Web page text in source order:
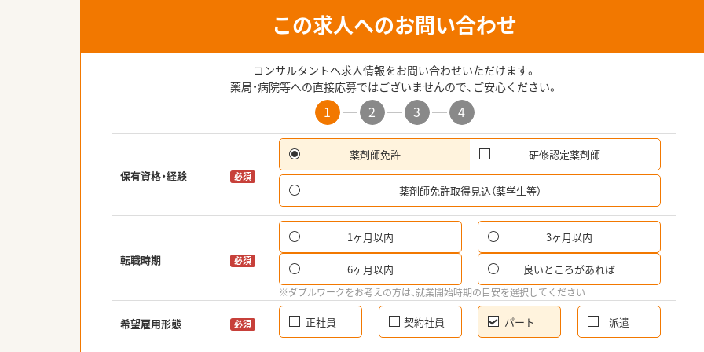
この求人へのお問い合わせ
コンサルタントへ求人情報をお問い合わせいただけます。
薬局・病院等への直接応募ではございませんので、ご安心ください。
1 2 3 4
保有資格・経験 必須
薬剤師免許 研修認定薬剤師
薬剤師免許取得見込（薬学生等）
転職時期 必須
1ヶ月以内 3ヶ月以内
6ヶ月以内 良いところがあれば
※ダブルワークをお考えの方は、就業開始時期の目安を選択してください
希望雇用形態 必須 正社員 契約社員 パート 派遣